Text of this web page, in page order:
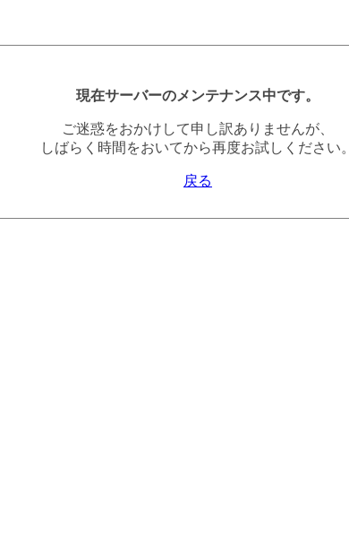
現在サーバーのメンテナンス中です。
ご迷惑をおかけして申し訳ありませんが、
しばらく時間をおいてから再度お試しください。
戻る